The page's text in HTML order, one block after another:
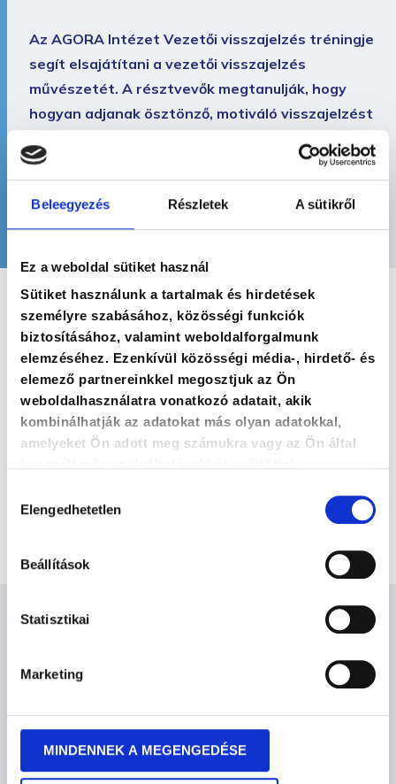
Beleegyezés Részletek A sütikről
Ez a weboldal sütiket használ
Sütiket használunk a tartalmak és hirdetések
személyre szabásához, közösségi funkciók
biztosításához, valamint weboldalforgalmunk
elemzéséhez. Ezenkívül közösségi média-, hirdető- és
elemező partnereinkkel megosztjuk az Ön
weboldalhasználatra vonatkozó adatait, akik
kombinálhatják az adatokat más olyan adatokkal,
amelyeket Ön adott meg számukra vagy az Ön által
kiválasztása
Elengedhetetlen
Beállítások
Statisztikai
Marketing
MINDENNEK A MEGENGEDÉSE
Az AGORA Intézet Vezetői visszajelzés tréningje
segít elsajátítani a vezetői visszajelzés
művészetét. A résztvevők megtanulják, hogy
hogyan adjanak ösztönző, motiváló visszajelzést
Ennek eredményeként csapatuk kevesebb
programról bővebb információt itt talál.
Kövessen minket közösségi oldalainkon!
Személyre szabott
megoldásaink a témában